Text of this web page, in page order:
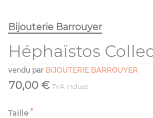
Bijouterie Barrouyer
Héphaïstos
vendu par BIJOUTERIE BARROUYER
70,00 € TVA incluse
Taille